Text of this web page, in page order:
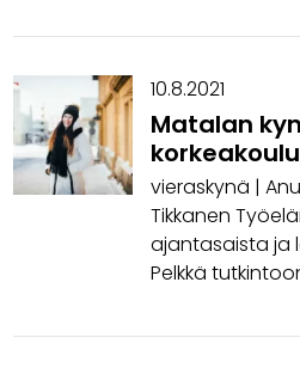
10.8.2021
Matalan
avoimessa
vieraskynä |
Tikkanen
ajantasaista ja
Pelkkä